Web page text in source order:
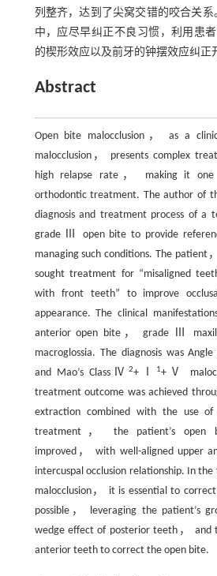
列整齐，达到了尖窝交错的咬合关系
中，应尽早纠正不良习惯，利用患
的楔形效应以及前牙的钟摆效应纠正
Abstract
Open bite malocclusion， as a
malocclusion， presents complex
high relapse rate， making it one
orthodontic treatment. The author of
diagnosis and treatment process of a
grade Ⅲ open bite to provide
managing such conditions. The patient
sought treatment for “misaligned
with front teeth” to improve
appearance. The clinical
anterior open bite， grade Ⅲ
macroglossia. The diagnosis was
and Mao’s ClassⅣ 2+Ⅰ 1+Ⅴ
treatment outcome was achieved
extraction combined with the use
treatment， the patient’s open
improved， with well-aligned upper
intercuspal occlusion relationship. In
malocclusion， it is essential to
possible， leveraging the patient’s
wedge effect of posterior teeth， and
anterior teeth to correct the open bite.